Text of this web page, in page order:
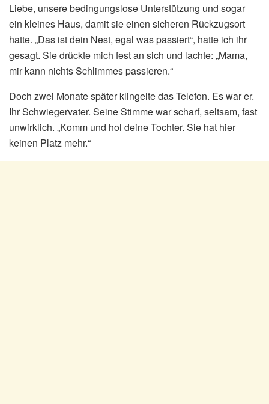
Liebe, unsere bedingungslose Unterstützung und sogar
ein kleines Haus, damit sie einen sicheren Rückzugsort
hatte. „Das ist dein Nest, egal was passiert“, hatte ich ihr
gesagt. Sie drückte mich fest an sich und lachte: „Mama,
mir kann nichts Schlimmes passieren.“
Doch zwei Monate später klingelte das Telefon. Es war er.
Ihr Schwiegervater. Seine Stimme war scharf, seltsam, fast
unwirklich. „Komm und hol deine Tochter. Sie hat hier
keinen Platz mehr.“